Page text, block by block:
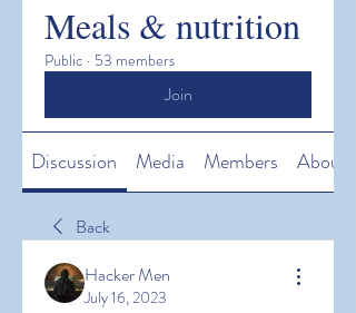
Meals & nutrition
Public · 53 members
Join
Discussion Media Members About
Back
Hacker Men
July 16, 2023